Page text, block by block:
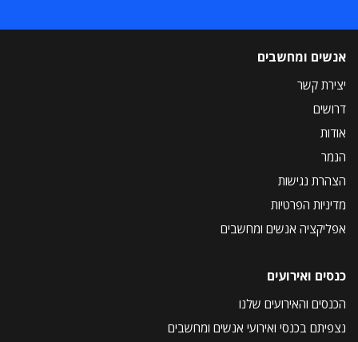
אנשים ומחשבים
יצירת קשר
דרושים
אודות
הנמר
הצהרת נגישות
מדיניות הפרטיות
אפליקציה אנשים ומחשבים
כנסים ואירועים
הכנסים והאירועים שלנו
נצפיתם בכנסי ואירועי אנשים ומחשבים